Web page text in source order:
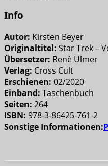
Info
Autor: Kirsten Beyer
Originaltitel: Star Trek –
Übersetzer: Renè Ulmer
Verlag: Cross Cult
Erschienen: 02/2020
Einband: Taschenbuch
Seiten: 264
ISBN: 978-3-86425-761-2
Sonstige Informationen: